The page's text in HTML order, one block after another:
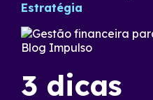
Estratégia
3 dicas